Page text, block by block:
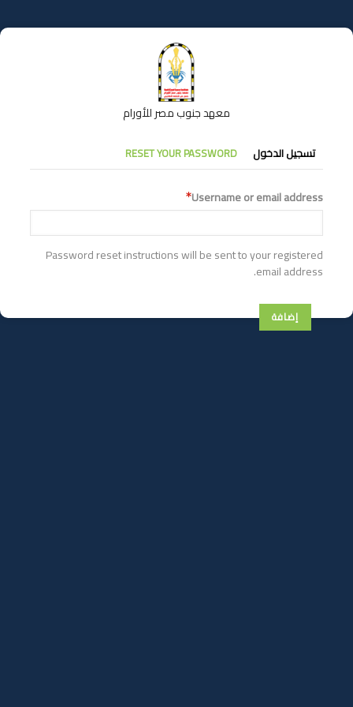
إلى
المحتوى
معهد جنوب مصر للأورام
التبويبات
الأساسية
تسجيل الدخول RESET YOUR PASSWORD
Username or email address
Password reset instructions will be sent to your registered
email address.